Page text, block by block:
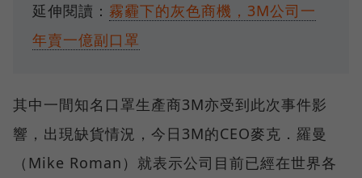
延伸閱讀： 霧霾下的灰色商機，3M公司一
年賣一億副口罩
其中一間知名口罩生產商3M亦受到此次事件影
響，出現缺貨情況，今日3M的CEO麥克．羅曼
（Mike Roman）就表示公司目前已經在世界各